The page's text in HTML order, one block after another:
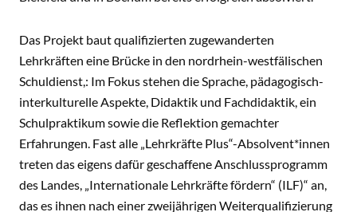
Das Projekt baut qualifizierten zugewanderten
Lehrkräften eine Brücke in den nordrhein-westfälischen
Schuldienst,: Im Fokus stehen die Sprache, pädagogisch-
interkulturelle Aspekte, Didaktik und Fachdidaktik, ein
Schulpraktikum sowie die Reflektion gemachter
Erfahrungen. Fast alle „Lehrkräfte Plus“-Absolvent*innen
treten das eigens dafür geschaffene Anschlussprogramm
des Landes, „Internationale Lehrkräfte fördern“ (ILF)“ an,
das es ihnen nach einer zweijährigen Weiterqualifizierung